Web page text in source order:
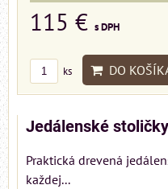
115 € s DPH
ks DO
Jedálenské
Praktická drevená
každej...